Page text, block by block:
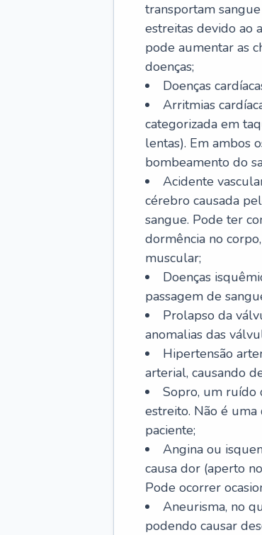
transportam
estreitas devido ao
pode aumentar as
doenças;
Doenças
Arritmias
categorizada em
lentas). Em ambos
bombeamento do
Acidente
cérebro causada
sangue. Pode ter
dormência no
muscular;
Doenças
passagem de
Prolapso da
anomalias das
Hipertensão
arterial, causando
Sopro, um ruído
estreito. Não é uma
paciente;
Angina ou
causa dor (aperto
Pode ocorrer
Aneurisma, no
podendo causar